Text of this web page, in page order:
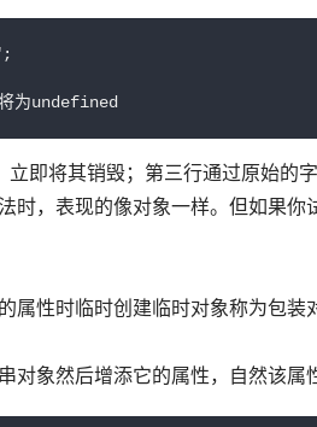
undefined
即将其销毁；第三行通过原始的
时，表现的像对象一样。但如果
属性时临时创建临时对象称为包装
对象然后增添它的属性，自然该属